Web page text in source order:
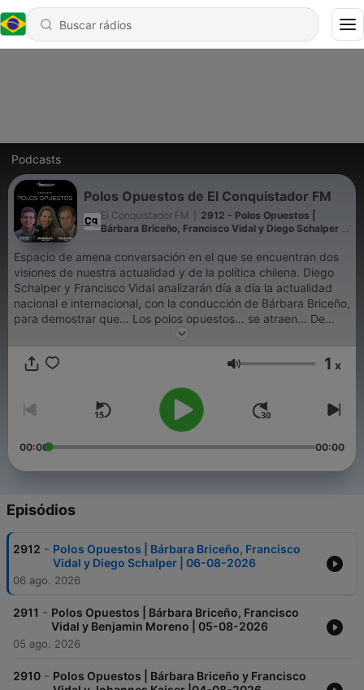
Podcasts
Polos Opuestos de El Conquistador FM
El Conquistador FM
2912 - Polos Opuestos |
Bárbara Briceño, Francisco Vidal y Diego Schalper |
Espacio de amena conversación en el que se encuentran dos
visiones de nuestra actualidad y de la política chilena. Diego
Schalper y Francisco Vidal analizarán día a día la actualidad
nacional e internacional, con la conducción de Bárbara Briceño,
para demostrar que… Los polos opuestos… se atraen… De
lunes a viernes, a las 17:00 horas y a través de nuestra señal
Conquistador… en Polos Opuestos”.
Conviértete en un supporter de este podcast:
https://www.spreaker.com/podcast/polos-opuestos-
Volume 1 x
00:00 00:00
Episódios
2912 - Polos Opuestos | Bárbara Briceño, Francisco
Vidal y Diego Schalper | 06-08-2026
06 ago. 2026
2911 - Polos Opuestos | Bárbara Briceño, Francisco
Vidal y Benjamin Moreno | 05-08-2026
05 ago. 2026
2910 - Polos Opuestos | Bárbara Briceño y Francisco